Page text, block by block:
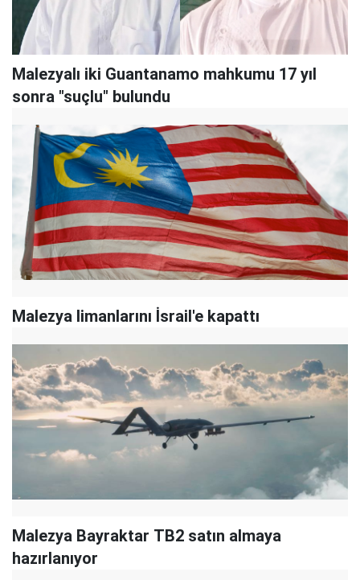
Malezyalı iki Guantanamo mahkumu 17 yıl
sonra "suçlu" bulundu
Malezya limanlarını İsrail'e kapattı
Malezya Bayraktar TB2 satın almaya
hazırlanıyor